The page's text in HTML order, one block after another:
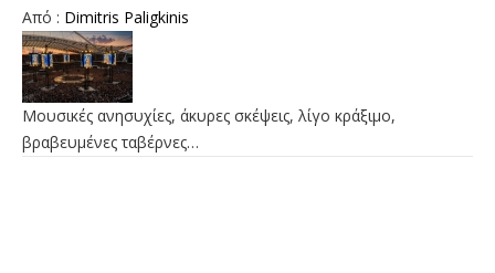
Από : Dimitris Paligkinis
Μουσικές ανησυχίες, άκυρες σκέψεις, λίγο κράξιμο,
βραβευμένες ταβέρνες…